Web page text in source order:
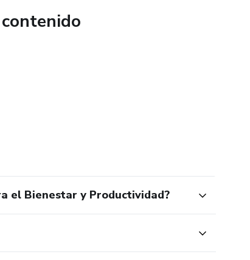
el Bienestar y Productividad?